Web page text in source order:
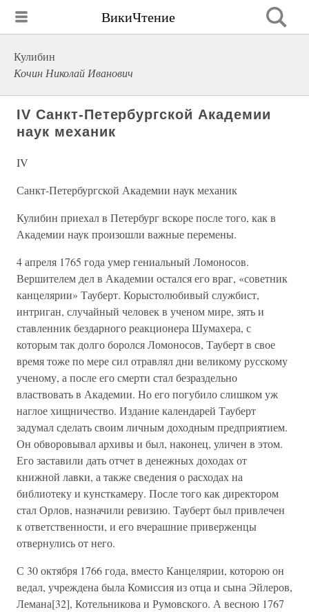
ВикиЧтение
Кулибин
Кочин Николай Иванович
IV Санкт-Петербургской Академии
наук механик
IV
Санкт-Петербургской Академии наук механик
Кулибин приехал в Петербург вскоре после того, как в
Академии наук произошли важные перемены.
4 апреля 1765 года умер гениальный Ломоносов.
Вершителем дел в Академии остался его враг, «советник
канцелярии» Тауберт. Корыстолюбивый службист,
интриган, случайный человек в ученом мире, зять и
ставленник бездарного реакционера Шумахера, с
которым так долго боролся Ломоносов, Тауберт в свое
время тоже по мере сил отравлял дни великому русскому
ученому, а после его смерти стал безраздельно
властвовать в Академии. Но его погубило слишком уж
наглое хищничество. Издание календарей Тауберт
задумал сделать своим личным доходным предприятием.
Он обворовывал архивы и был, наконец, уличен в этом.
Его заставили дать отчет в денежных доходах от
книжной лавки, а также сведения о расходах на
библиотеку и кунсткамеру. После того как директором
стал Орлов, назначили ревизию. Тауберт был привлечен
к ответственности, и его вчерашние приверженцы
отвернулись от него.
С 30 октября 1766 года, вместо Канцелярии, которою он
ведал, учреждена была Комиссия из отца и сына Эйлеров,
Лемана[32], Котельникова и Румовского. А весною 1767